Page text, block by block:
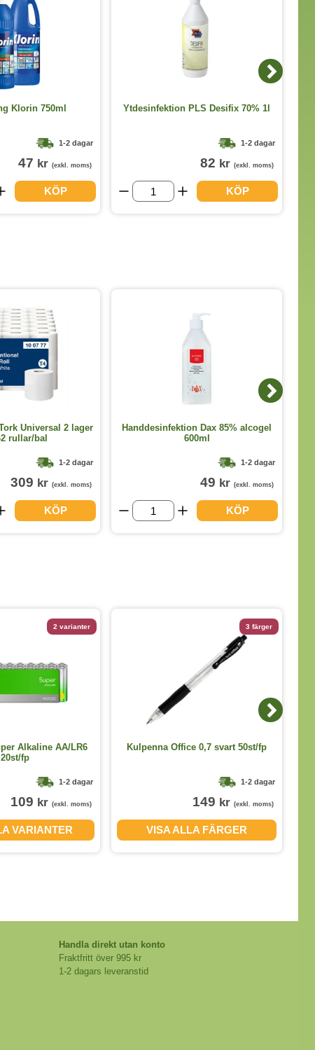
Klorin 750ml
1-2 dagar
47 kr (exkl. moms)
KÖP
Ytdesinfektion PLS Desifix 70% 1l
1-2 dagar
82 kr (exkl. moms)
KÖP
Universal 2 lager
rullar/bal
1-2 dagar
309 kr (exkl. moms)
KÖP
Handdesinfektion Dax 85% alcogel
600ml
1-2 dagar
49 kr (exkl. moms)
KÖP
2 varianter
Alkaline AA/LR6
20st/fp
1-2 dagar
109 kr (exkl. moms)
VARIANTER
3 färger
Kulpenna Office 0,7 svart 50st/fp
1-2 dagar
149 kr (exkl. moms)
VISA ALLA FÄRGER
Handla direkt utan konto
Fraktfritt över 995 kr
1-2 dagars leveranstid